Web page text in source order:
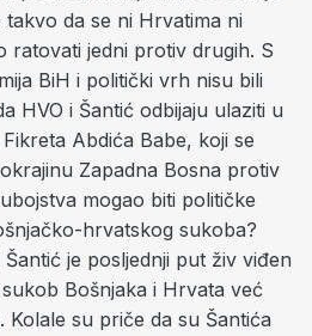
da se ni Hrvatima ni
ratovati jedni protiv drugih. S
BiH i politički vrh nisu bili
HVO i Šantić odbijaju ulaziti u
Abdića Babe, koji se
Zapadna Bosna protiv
mogao biti političke
hrvatskog sukoba?
je posljednji put živ viđen
Bošnjaka i Hrvata već
Kolale su priče da su Šantića